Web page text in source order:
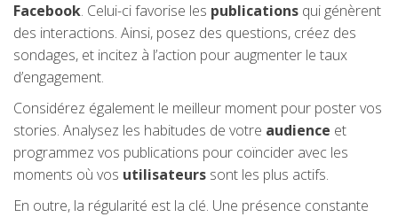
Facebook. Celui-ci favorise les publications qui génèrent
des interactions. Ainsi, posez des questions, créez des
sondages, et incitez à l’action pour augmenter le taux
d’engagement.
Considérez également le meilleur moment pour poster vos
stories. Analysez les habitudes de votre audience et
programmez vos publications pour coïncider avec les
moments où vos utilisateurs sont les plus actifs.
En outre, la régularité est la clé. Une présence constante